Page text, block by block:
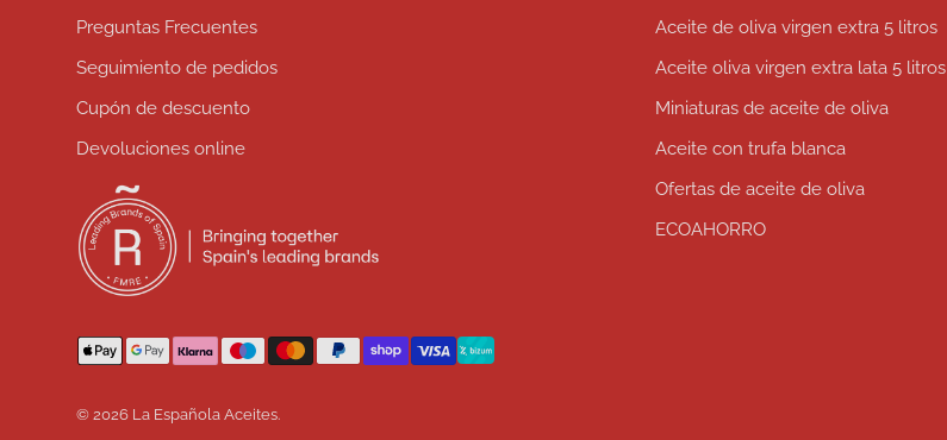
Preguntas Frecuentes
Seguimiento de pedidos
Cupón de descuento
Devoluciones online
Aceite de oliva virgen extra 5 litros
Aceite oliva virgen extra lata 5 litros
Miniaturas de aceite de oliva
Aceite con trufa blanca
Ofertas de aceite de oliva
ECOAHORRO
Formas de pago aceptadas
© 2026 La Española Aceites.